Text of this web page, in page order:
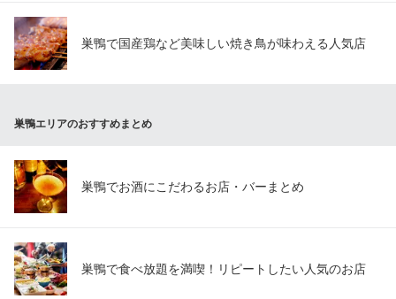
巣鴨で国産鶏など美味しい焼き鳥が味わえる人気店
巣鴨エリアのおすすめまとめ
巣鴨でお酒にこだわるお店・バーまとめ
巣鴨で食べ放題を満喫！リピートしたい人気のお店